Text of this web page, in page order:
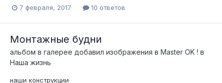
7 февраля, 2017 10 ответов
Монтажные будни
альбом в галерее добавил изображения в Master OK ! в
Наша жизнь
наши конструкции